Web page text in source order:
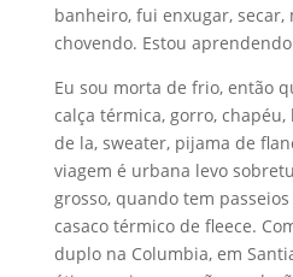
banheiro, fui enxugar, secar,
chovendo. Estou
Eu sou morta de frio, então
calça térmica, gorro,
de la, sweater, pijama de
viagem é urbana levo
grosso, quando tem
casaco térmico de fleece.
duplo na Columbia, em